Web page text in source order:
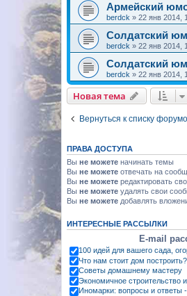
Армейский
berdck » 22 янв 2014,
Солдатский
berdck » 22 янв 2014,
Солдатский
berdck » 22 янв 2014,
Новая тема
Вернуться к списку
ПРАВА ДОСТУПА
Вы не можете начинать темы
Вы не можете отвечать на
Вы не можете редактировать
Вы не можете удалять свои
Вы не можете добавлять
ИНТЕРЕСНЫЕ РАССЫЛКИ
E-mail
100 идей для вашего сада,
Что нам стоит дом построить?
Советы домашнему мастеру
Экономичное строительство
Иномарки: вопросы и ответы